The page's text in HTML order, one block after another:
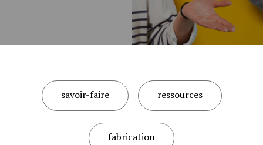
savoir-faire ressources
fabrication